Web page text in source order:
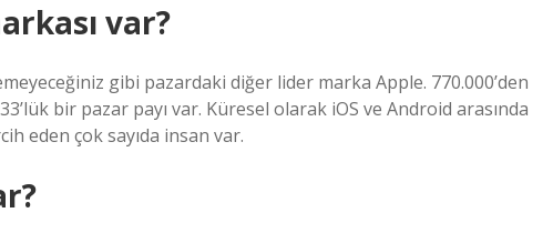
var?
gibi pazardaki diğer lider marka Apple. 770.000’den
bir pazar payı var. Küresel olarak iOS ve Android arasında
eden çok sayıda insan var.